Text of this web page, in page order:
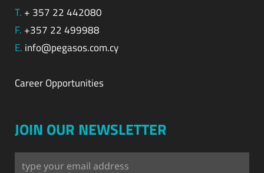
T. + 357 22 442080
F. +357 22 499988
E. info@pegasos.com.cy
Career Opportunities
JOIN OUR NEWSLETTER